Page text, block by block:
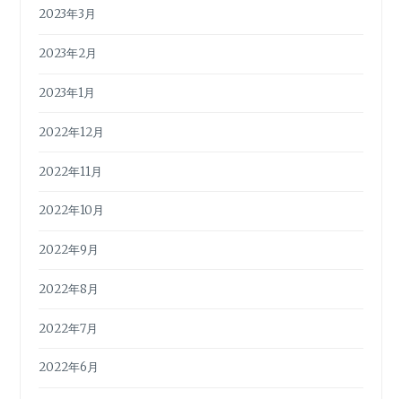
2023年3月
2023年2月
2023年1月
2022年12月
2022年11月
2022年10月
2022年9月
2022年8月
2022年7月
2022年6月